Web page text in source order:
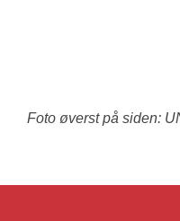
Foto øverst på siden: